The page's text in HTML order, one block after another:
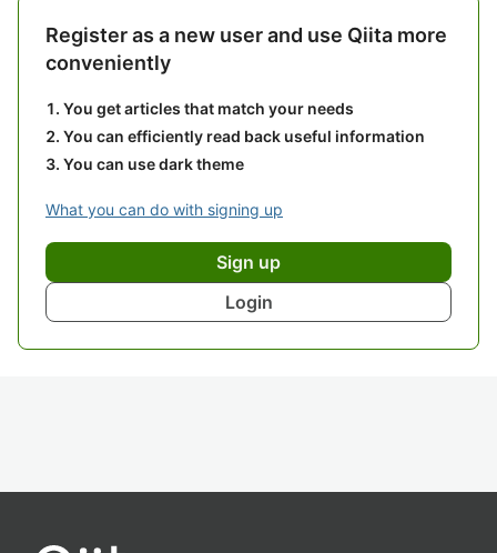
Register as a new user and use Qiita more
conveniently
You get articles that match your needs
You can efficiently read back useful information
You can use dark theme
What you can do with signing up
Sign up
Login